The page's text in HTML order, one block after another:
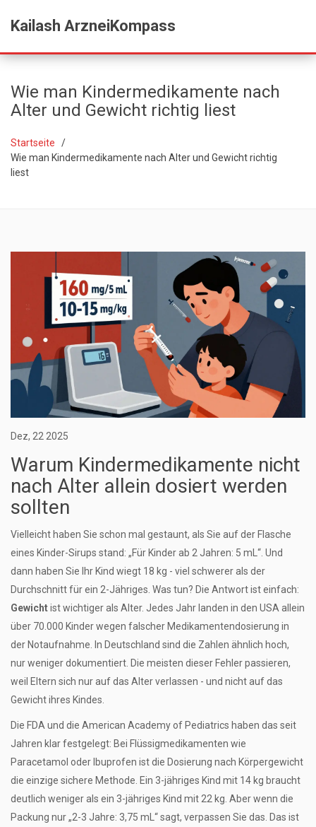
Kailash ArzneiKompass
Wie man Kindermedikamente nach
Alter und Gewicht richtig liest
Startseite
Wie man Kindermedikamente nach Alter und Gewicht richtig
liest
Dez, 22 2025
Warum Kindermedikamente nicht
nach Alter allein dosiert werden
sollten
Vielleicht haben Sie schon mal gestaunt, als Sie auf der Flasche
eines Kinder-Sirups stand: „Für Kinder ab 2 Jahren: 5 mL“. Und
dann haben Sie Ihr Kind wiegt 18 kg - viel schwerer als der
Durchschnitt für ein 2-Jähriges. Was tun? Die Antwort ist einfach:
Gewichtist wichtiger als Alter. Jedes Jahr landen in den USA allein
über 70.000 Kinder wegen falscher Medikamentendosierung in
der Notaufnahme. In Deutschland sind die Zahlen ähnlich hoch,
nur weniger dokumentiert. Die meisten dieser Fehler passieren,
weil Eltern sich nur auf das Alter verlassen - und nicht auf das
Gewicht ihres Kindes.
Die FDA und die American Academy of Pediatrics haben das seit
Jahren klar festgelegt: Bei Flüssigmedikamenten wie
Paracetamol oder Ibuprofen ist die Dosierung nach Körpergewicht
die einzige sichere Methode. Ein 3-jähriges Kind mit 14 kg braucht
deutlich weniger als ein 3-jähriges Kind mit 22 kg. Aber wenn die
Packung nur „2-3 Jahre: 3,75 mL“ sagt, verpassen Sie das. Das ist